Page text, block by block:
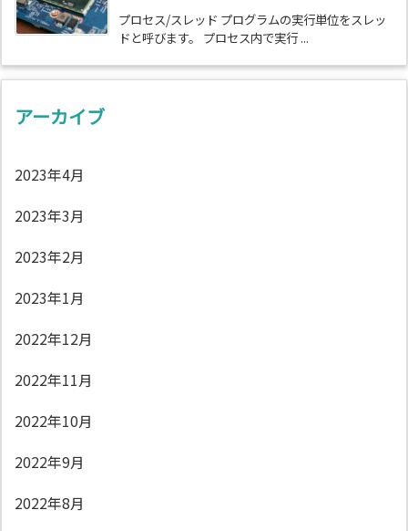
プロセス/スレッド プログラムの実行単位をスレッ
ドと呼びます。 プロセス内で実行 ...
アーカイブ
2023年4月
2023年3月
2023年2月
2023年1月
2022年12月
2022年11月
2022年10月
2022年9月
2022年8月